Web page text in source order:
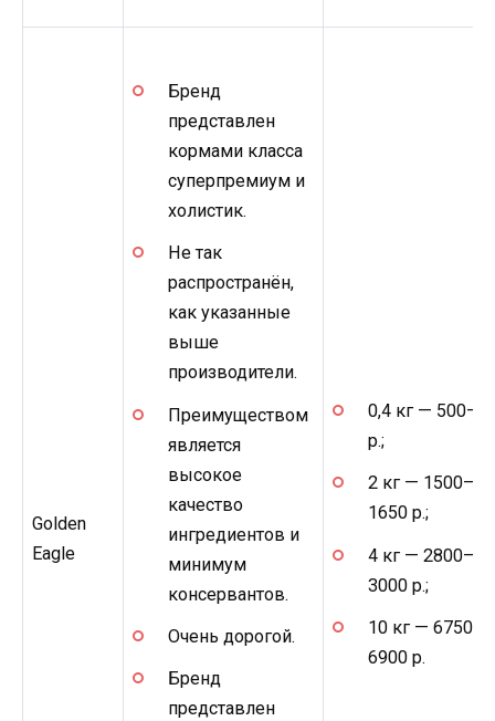
Golden
Eagle
Бренд
представлен
кормами класса
суперпремиум и
холистик.
Не так
распространён,
как указанные
выше
производители.
Преимуществом
является
высокое
качество
ингредиентов и
минимум
консервантов.
Очень дорогой.
Бренд
представлен
0,4 кг —
р.;
2 кг — 1500–
1650 р.;
4 кг — 2800–
3000 р.;
10 кг — 6750–
6900 р.